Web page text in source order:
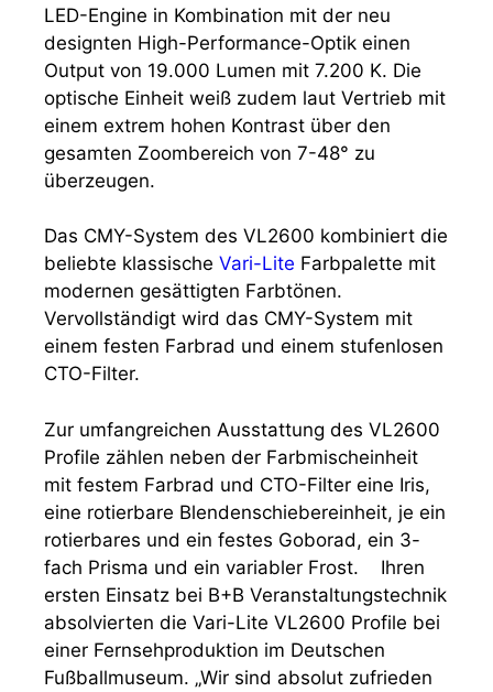
LED-Engine in Kombination mit der neu
designten High-Performance-Optik einen
Output von 19.000 Lumen mit 7.200 K. Die
optische Einheit weiß zudem laut Vertrieb mit
einem extrem hohen Kontrast über den
gesamten Zoombereich von 7-48° zu
überzeugen.
Das CMY-System des VL2600 kombiniert die
beliebte klassische Vari-Lite Farbpalette mit
modernen gesättigten Farbtönen.
Vervollständigt wird das CMY-System mit
einem festen Farbrad und einem stufenlosen
CTO-Filter.
Zur umfangreichen Ausstattung des VL2600
Profile zählen neben der Farbmischeinheit
mit festem Farbrad und CTO-Filter eine Iris,
eine rotierbare Blendenschiebereinheit, je ein
rotierbares und ein festes Goborad, ein 3-
fach Prisma und ein variabler Frost. Ihren
ersten Einsatz bei B+B Veranstaltungstechnik
absolvierten die Vari-Lite VL2600 Profile bei
einer Fernsehproduktion im Deutschen
Fußballmuseum. „Wir sind absolut zufrieden